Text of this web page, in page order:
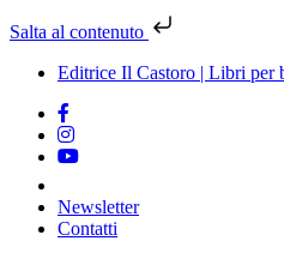
Salta al contenuto
Editrice Il Castoro | Libri per
Newsletter
Contatti